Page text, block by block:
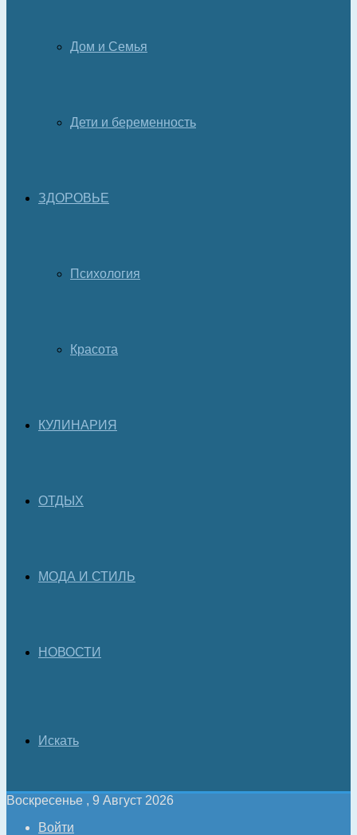
Дом и Семья
Дети и беременность
ЗДОРОВЬЕ
Психология
Красота
КУЛИНАРИЯ
ОТДЫХ
МОДА И СТИЛЬ
НОВОСТИ
Искать
Воскресенье , 9 Август 2026
Войти